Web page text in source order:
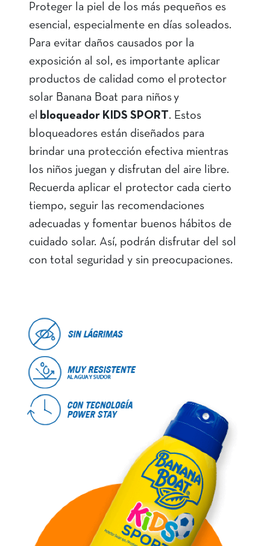
Proteger la piel de los más pequeños es
esencial, especialmente en días soleados.
Para evitar daños causados por la
exposición al sol, es importante aplicar
productos de calidad como el protector
solar Banana Boat para niños y
el
bloqueador KIDS SPORT. Estos
bloqueadores están diseñados para
brindar una protección efectiva mientras
los niños juegan y disfrutan del aire libre.
Recuerda aplicar el protector cada cierto
tiempo, seguir las recomendaciones
adecuadas y fomentar buenos hábitos de
cuidado solar. Así, podrán disfrutar del sol
con total seguridad y sin preocupaciones.